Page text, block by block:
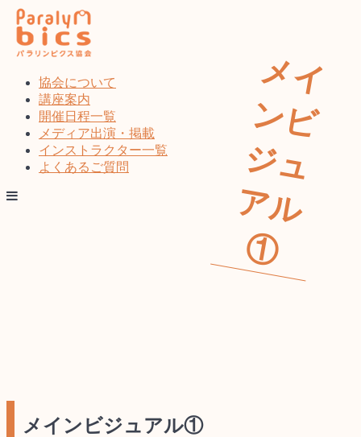
コ
ン
テ
協会について
講座案内
開催日程一覧
メディア出演・掲載
インストラクター一覧
よくあるご質問
メ
イ
ン
ビ
ジ
ュ
ア
ル
①
メインビジュアル①